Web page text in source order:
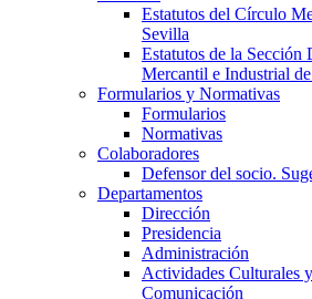
Estatutos del Círculo
Sevilla
Estatutos de la
Mercantil e Industrial
Formularios y Normativas
Formularios
Normativas
Colaboradores
Defensor del socio.
Departamentos
Dirección
Presidencia
Administración
Actividades Culturales
Comunicación